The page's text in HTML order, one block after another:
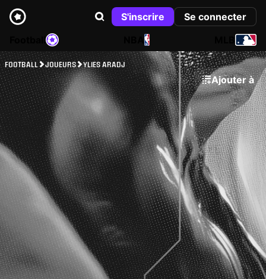
S'inscrire
Se connecter
NBA
FOOTBALL JOUEURS YLIES ARADJ
Ajouter à